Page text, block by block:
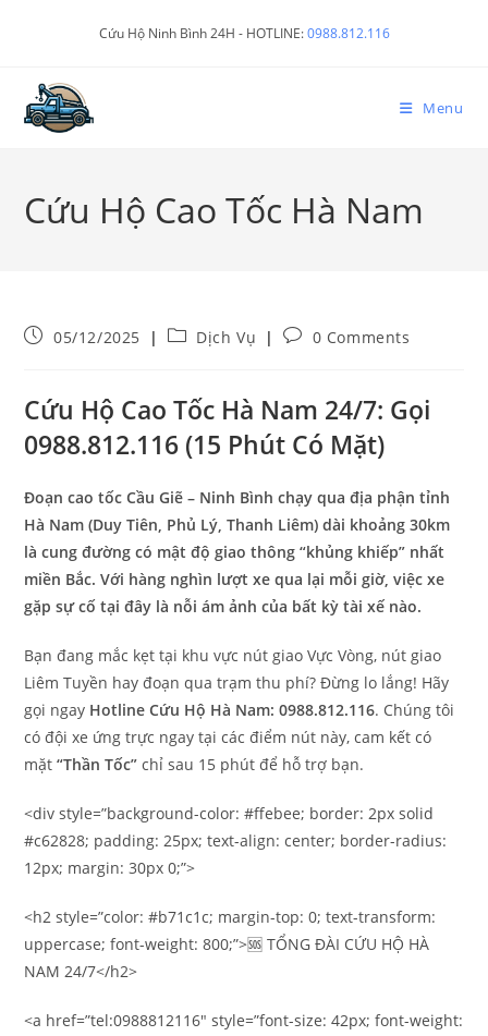
Cứu Hộ Ninh Bình 24H - HOTLINE:0988.812.116
Menu
Cứu Hộ Cao Tốc Hà Nam
05/12/2025 Dịch Vụ 0 Comments
Cứu Hộ Cao Tốc Hà Nam 24/7: Gọi
0988.812.116 (15 Phút Có Mặt)
Đoạn cao tốc Cầu Giẽ – Ninh Bình chạy qua địa phận tỉnh
Hà Nam (Duy Tiên, Phủ Lý, Thanh Liêm) dài khoảng 30km
là cung đường có mật độ giao thông “khủng khiếp” nhất
miền Bắc. Với hàng nghìn lượt xe qua lại mỗi giờ, việc xe
gặp sự cố tại đây là nỗi ám ảnh của bất kỳ tài xế nào.
Bạn đang mắc kẹt tại khu vực nút giao Vực Vòng, nút giao
Liêm Tuyền hay đoạn qua trạm thu phí? Đừng lo lắng! Hãy
gọi ngay Hotline Cứu Hộ Hà Nam: 0988.812.116. Chúng tôi
có đội xe ứng trực ngay tại các điểm nút này, cam kết có
mặt“Thần Tốc” chỉ sau 15 phút để hỗ trợ bạn.
<div style=”background-color: #ffebee; border: 2px solid
#c62828; padding: 25px; text-align: center; border-radius:
12px; margin: 30px 0;”>
<h2 style=”color: #b71c1c; margin-top: 0; text-transform:
uppercase; font-weight: 800;”>🆘 TỔNG ĐÀI CỨU HỘ HÀ
NAM 24/7</h2>
<a href=”tel:0988812116″ style=”font-size: 42px; font-weight: